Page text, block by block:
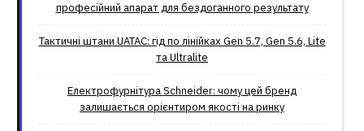
професійний апарат для бездоганного результату
Тактичні штани UATAC: гід по лінійках Gen 5.7, Gen 5.6, Lite
та Ultralite
Електрофурнітура Schneider: чому цей бренд
залишається орієнтиром якості на ринку